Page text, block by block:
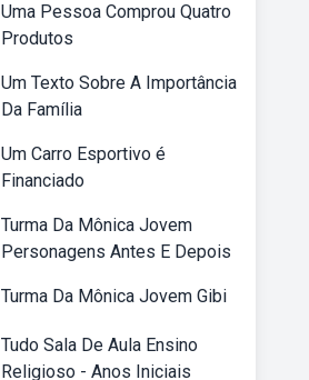
Uma Pessoa Comprou Quatro
Produtos
Um Texto Sobre A Importância
Da Família
Um Carro Esportivo é
Financiado
Turma Da Mônica Jovem
Personagens Antes E Depois
Turma Da Mônica Jovem Gibi
Tudo Sala De Aula Ensino
Religioso - Anos Iniciais